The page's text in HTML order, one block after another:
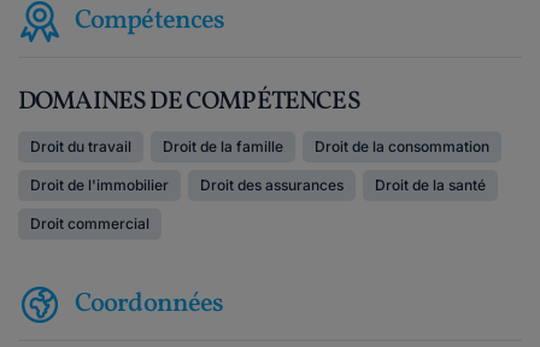
Compétences
DOMAINES DE COMPÉTENCES
Droit du travail Droit de la famille Droit de la consommation
Droit de l'immobilier Droit des assurances Droit de la santé
Droit commercial
Coordonnées